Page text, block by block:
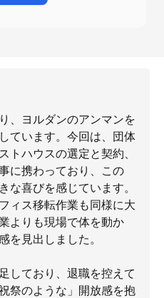
、ヨルダンのアンマンを
ています。今回は、団体
トハウスの選定と契約、
に携わっており、この
な喜びを感じています。
ィス移転作業も同様に大
よりも現場で体を動か
を見出しました。
しており、退職を控えて
祭のような」開放感を抱